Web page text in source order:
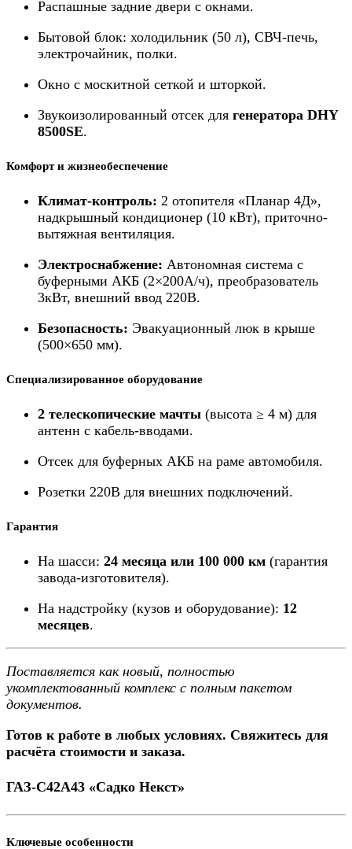
Распашные задние двери с окнами.
Бытовой блок: холодильник (50 л), СВЧ-печь,
электрочайник, полки.
Окно с москитной сеткой и шторкой.
Звукоизолированный отсек для генератора DHY
8500SE.
Комфорт и жизнеобеспечение
Климат-контроль: 2 отопителя «Планар 4Д»,
надкрышный кондиционер (10 кВт), приточно-
вытяжная вентиляция.
Электроснабжение: Автономная система с
буферными АКБ (2×200А/ч), преобразователь
3кВт, внешний ввод 220В.
Безопасность: Эвакуационный люк в крыше
(500×650 мм).
Специализированное оборудование
2 телескопические мачты (высота ≥ 4 м) для
антенн с кабель-вводами.
Отсек для буферных АКБ на раме автомобиля.
Розетки 220В для внешних подключений.
Гарантия
На шасси: 24 месяца или 100 000 км (гарантия
завода-изготовителя).
На надстройку (кузов и оборудование): 12
месяцев.
Поставляется как новый, полностью
укомплектованный комплекс с полным пакетом
документов.
Готов к работе в любых условиях. Свяжитесь для
расчёта стоимости и заказа.
ГАЗ-С42А43 «Садко Некст»
Ключевые особенности